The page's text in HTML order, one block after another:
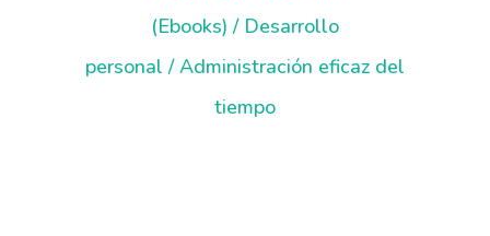
(Ebooks) / Desarrollo
personal / Administración eficaz del
tiempo